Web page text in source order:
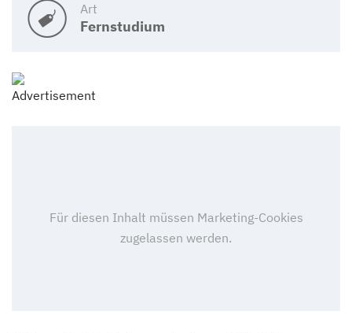
Art
Fernstudium